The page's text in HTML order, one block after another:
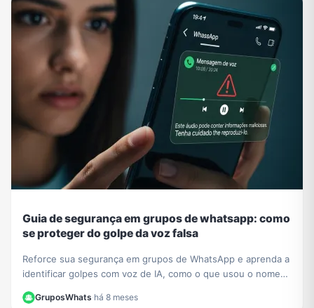
Guia de segurança em grupos de whatsapp: como
se proteger do golpe da voz falsa
Reforce sua segurança em grupos de WhatsApp e aprenda a
identificar golpes com voz de IA, como o que usou o nome
GruposWhats·há 8 meses